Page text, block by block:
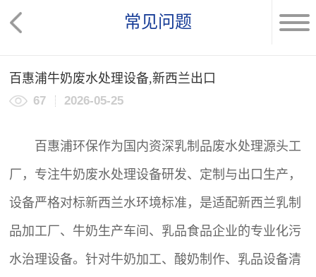
常见问题
百惠浦牛奶废水处理设备,新西兰出口
67 2026-05-25
百惠浦环保作为国内资深乳制品废水处理源头工
厂，专注牛奶废水处理设备研发、定制与出口生产，
设备严格对标新西兰水环境标准，是适配新西兰乳制
品加工厂、牛奶生产车间、乳品食品企业的专业化污
水治理设备。针对牛奶加工、酸奶制作、乳品设备清